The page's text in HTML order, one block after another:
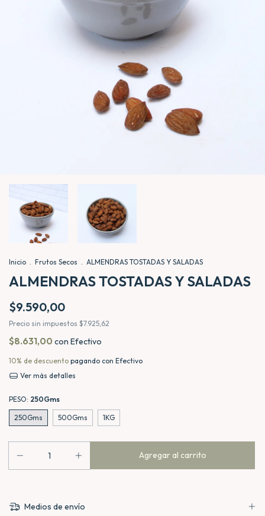
Inicio . Frutos Secos . ALMENDRAS TOSTADAS Y SALADAS
ALMENDRAS TOSTADAS Y SALADAS
$9.590,00
Precio sin impuestos $7.925,62
$8.631,00 con Efectivo
10% de descuento pagando con Efectivo
Ver más detalles
PESO: 250Gms
250Gms 500Gms 1KG
Medios de envío